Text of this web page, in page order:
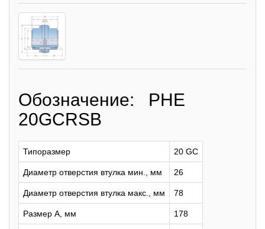
Обозначение: PHE
20GCRSB
Типоразмер 20 GC
Диаметр отверстия втулка мин., мм 26
Диаметр отверстия втулка макс., мм 78
Размер A, мм 178